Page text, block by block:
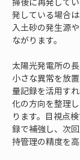
発している場合
入土砂の発生源
ながります。
太陽光発電所の
小さな異常を放
量記録を活用す
化の方向を整理
ります。目視点
録で補強し、次
持管理の精度を高